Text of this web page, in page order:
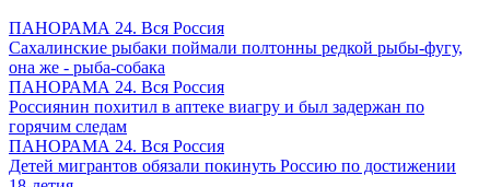
ПАНОРАМА 24. Вся Россия
Сахалинские рыбаки поймали полтонны редкой рыбы-фугу,
она же - рыба-собака
ПАНОРАМА 24. Вся Россия
Россиянин похитил в аптеке виагру и был задержан по
горячим следам
ПАНОРАМА 24. Вся Россия
Детей мигрантов обязали покинуть Россию по достижении